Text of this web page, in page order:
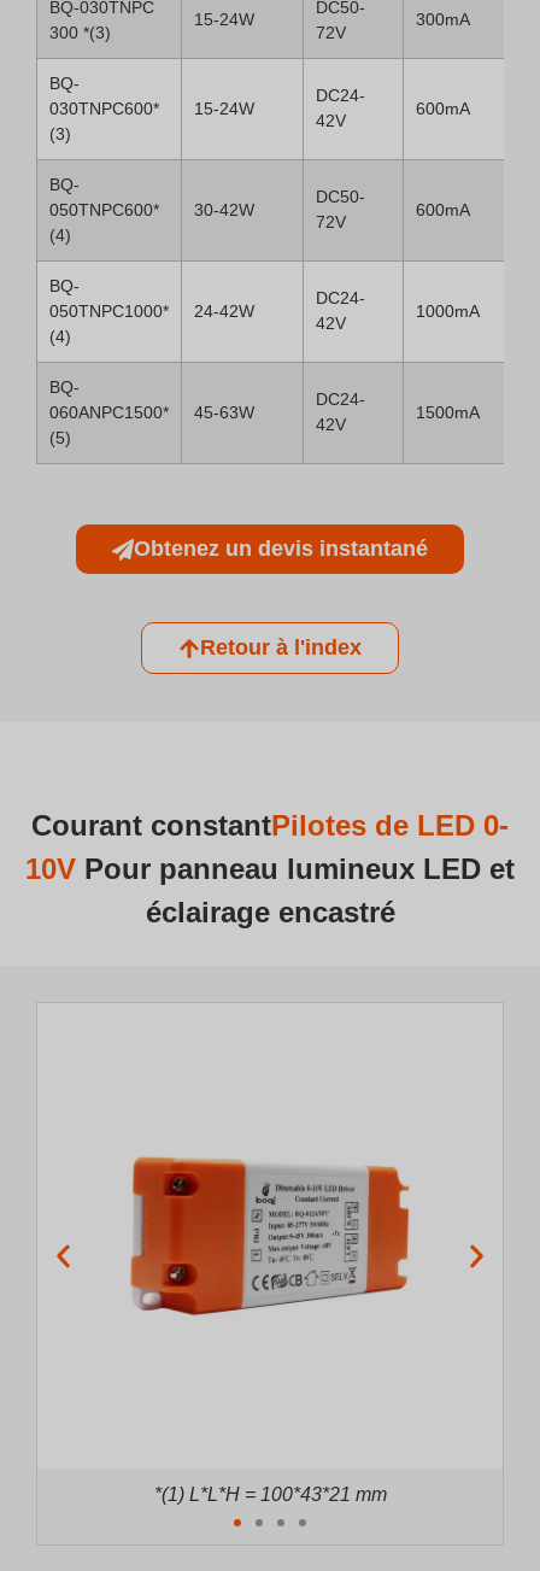
BQ-030TNPC
300 *(3)
15-24W
DC50-
72V
300mA
BQ-
030TNPC600*
(3)
15-24W
DC24-
42V
600mA
BQ-
050TNPC600*
(4)
30-42W
DC50-
72V
600mA
BQ-
050TNPC1000*
(4)
24-42W
DC24-
42V
1000mA
BQ-
060ANPC1500*
(5)
45-63W
DC24-
42V
1500mA
Obtenez un devis instantané
Retour à l'index
Courant constantPilotes de LED 0-
10V Pour panneau lumineux LED et
éclairage encastré
*(2) L*L*H = 130*43*21 mm